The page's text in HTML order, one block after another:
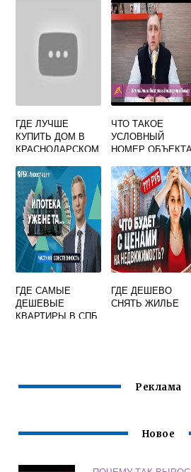
УМЕНЬШАТЬ
ПЛАТЕЖ ИЛИ
СРОК
ГДЕ ЛУЧШЕ
КУПИТЬ ДОМ В
КРАСНОДАРСКОМ
ПЕНСИОНЕРАМ
НЕДОРОГО У
МОРЯ
ЧТО ТАКОЕ
УСЛОВНЫЙ
НОМЕР
ГДЕ САМЫЕ
ДЕШЕВЫЕ
КВАРТИРЫ В СПБ
ГДЕ ДЕШЕВО
СНЯТЬ ЖИЛЬЕ
Реклама
Новое